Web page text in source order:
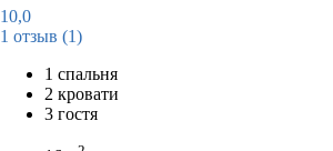
10,0
1 отзыв (1)
1 спальня
2 кровати
3 гостя